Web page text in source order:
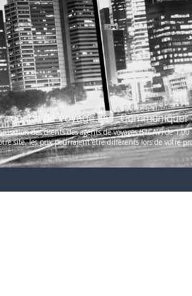
agence de voyage Communiquer
des clients des agents de voyages (FICAV) de
site, les prix pourraient être différents lors de votre